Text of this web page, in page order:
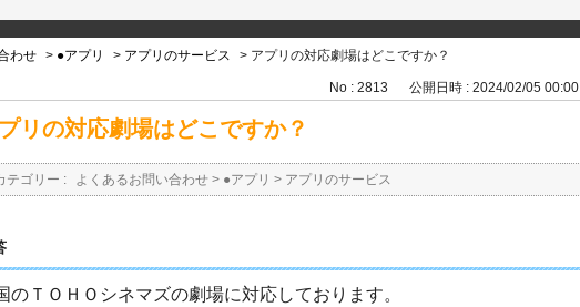
わせ > ●アプリ > アプリのサービス > アプリの対応劇場はどこですか？
No : 2813 公開日時 : 2024/02/05 00:00
リの対応劇場はどこですか？
テゴリー : よくあるお問い合わせ > ●アプリ > アプリのサービス
のＴＯＨＯシネマズの劇場に対応しております。